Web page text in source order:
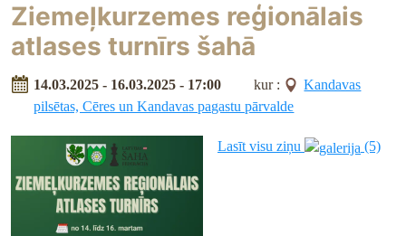
Ziemeļkurzemes reģionālais
atlases turnīrs šahā
14.03.2025 - 16.03.2025 - 17:00 kur :
Kandavas
pilsētas, Cēres un Kandavas pagastu pārvalde
Lasīt visu ziņu (5)